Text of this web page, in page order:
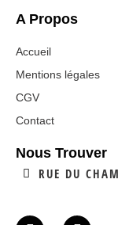
A Propos
Accueil
Mentions légales
CGV
Contact
Nous Trouver
RUE DU